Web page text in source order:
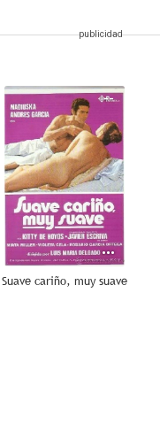
--
Suave cariño, muy suave